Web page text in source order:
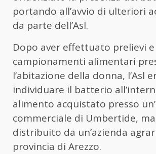
portando all’avvio di ulteriori
da parte dell’Asl.
Dopo aver effettuato prelievi e
campionamenti alimentari
l’abitazione della donna, l’Asl
individuare il batterio
alimento acquistato presso
commerciale di Umbertide,
distribuito da un’azienda
provincia di Arezzo.